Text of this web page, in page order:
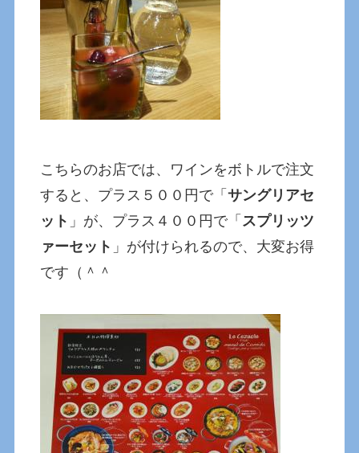
こちらのお店では、ワインをボトルで注文
すると、プラス５００円で「サングリアセ
ット 」が、プラス４００円で「 スプリッツ
ァーセット 」が付けられるので、大変お得
です（＾＾